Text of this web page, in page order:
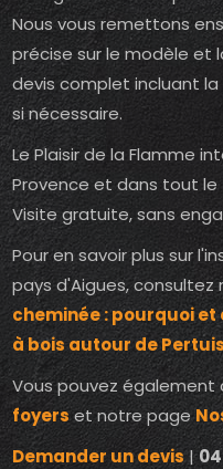
Nous vous remettons
précise sur le modèle et
devis complet incluant
si nécessaire.
Le Plaisir de la Flamme
Provence et dans tout le
Visite gratuite, sans
Pour en savoir plus sur
pays d'Aigues, consultez
cheminée : pourquoi
à bois autour de
Vous pouvez
foyerset notre page
Demander un devis|